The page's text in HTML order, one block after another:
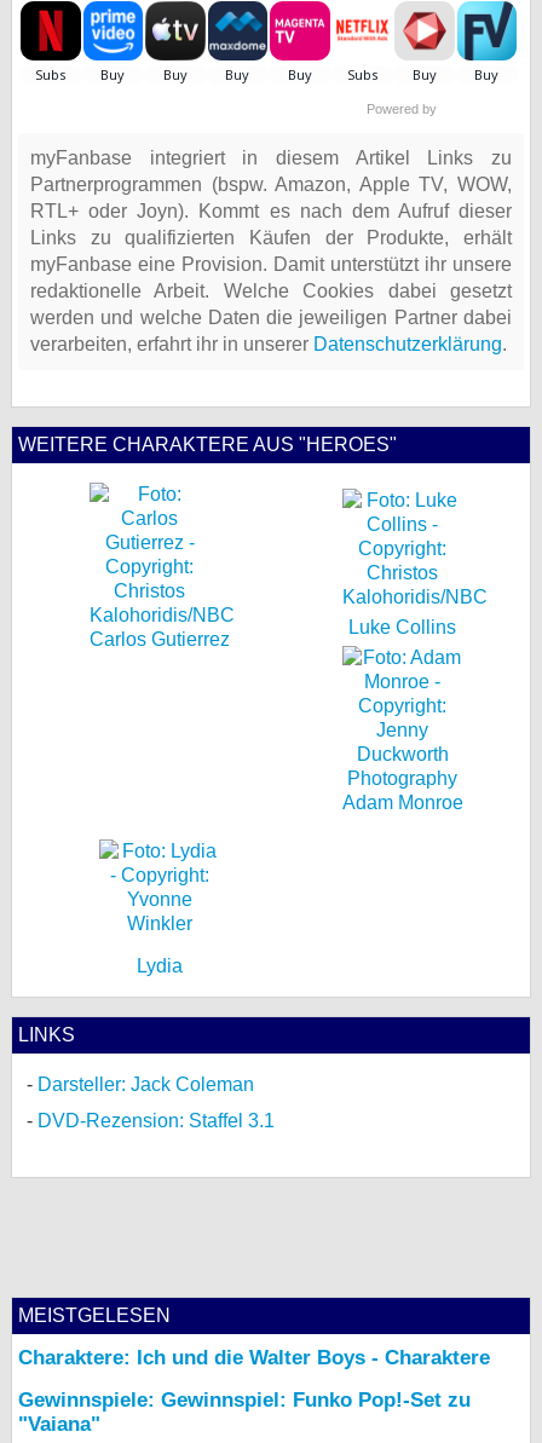
Powered by
myFanbase integriert in diesem Artikel Links zu
Partnerprogrammen (bspw. Amazon, Apple TV, WOW,
RTL+ oder Joyn). Kommt es nach dem Aufruf dieser
Links zu qualifizierten Käufen der Produkte, erhält
myFanbase eine Provision. Damit unterstützt ihr unsere
redaktionelle Arbeit. Welche Cookies dabei gesetzt
werden und welche Daten die jeweiligen Partner dabei
verarbeiten, erfahrt ihr in unserer Datenschutzerklärung.
WEITERE CHARAKTERE AUS "HEROES"
Carlos Gutierrez
Luke Collins
Adam Monroe
Lydia
LINKS
Darsteller: Jack Coleman
DVD-Rezension: Staffel 3.1
MEISTGELESEN
Charaktere: Ich und die Walter Boys - Charaktere
Gewinnspiele: Gewinnspiel: Funko Pop!-Set zu
"Vaiana"